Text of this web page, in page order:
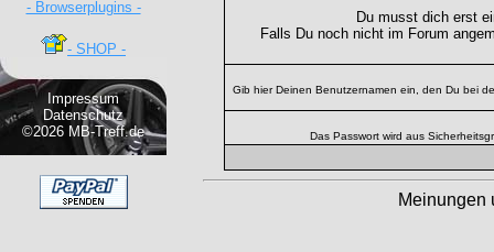
- Browserplugins -
- SHOP -
Impressum
Datenschutz
©2026 MB-Treff.de
Du musst dich erst
Falls Du noch nicht im Forum
Gib hier Deinen Benutzernamen ein, den Du bei
Das Passwort wird aus
Meinungen